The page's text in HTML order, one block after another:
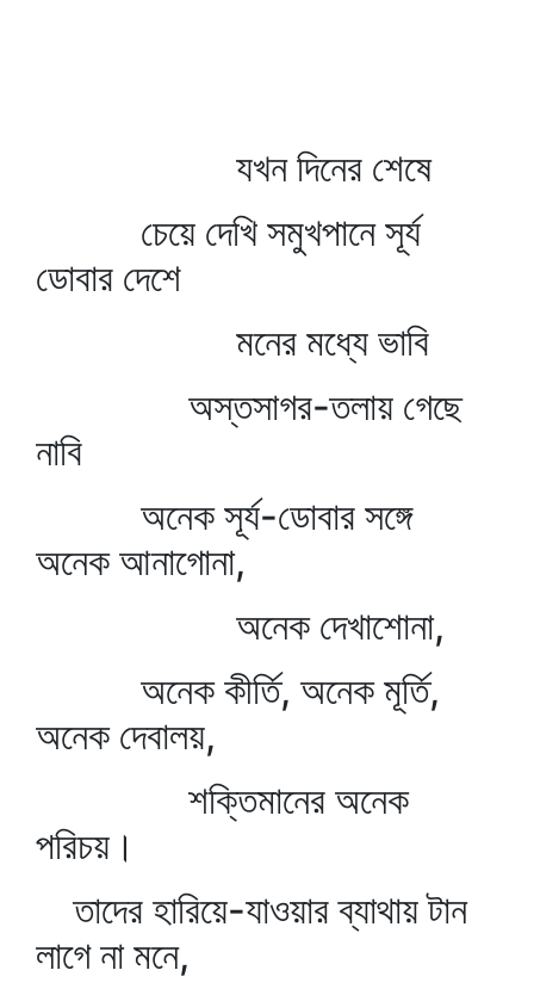
যখন দিনের শেষে
চেয়ে দেখি সমুখপানে সূর্য
ডোবার দেশে
মনের মধ্যে ভাবি
অস্তসাগর-তলায় গেছে
নাবি
অনেক সূর্য-ডোবার সঙ্গে
অনেক আনাগোনা,
অনেক দেখাশোনা,
অনেক কীর্তি, অনেক মূর্তি,
অনেক দেবালয়,
শক্তিমানের অনেক
পরিচয়।
তাদের হারিয়ে-যাওয়ার ব্যাথায় টান
লাগে না মনে,